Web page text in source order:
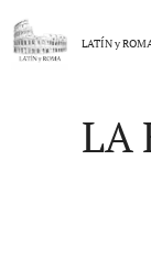
LATÍN y
LA